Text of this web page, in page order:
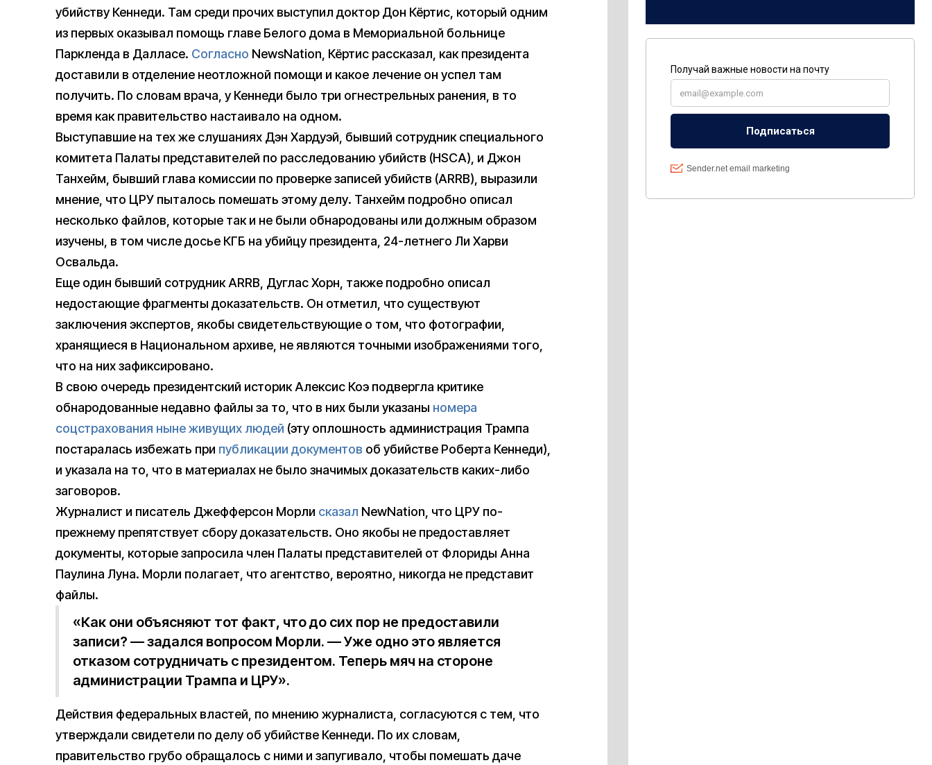
убийству Кеннеди. Там среди прочих выступил доктор Дон Кёртис, который одним
из первых оказывал помощь главе Белого дома в Мемориальной больнице
Паркленда в Далласе. Согласно NewsNation, Кёртис рассказал, как президента
доставили в отделение неотложной помощи и какое лечение он успел там
получить. По словам врача, у Кеннеди было три огнестрельных ранения, в то
время как правительство настаивало на одном.
Выступавшие на тех же слушаниях Дэн Хардуэй, бывший сотрудник специального
комитета Палаты представителей по расследованию убийств (HSCA), и Джон
Танхейм, бывший глава комиссии по проверке записей убийств (ARRB), выразили
мнение, что ЦРУ пыталось помешать этому делу. Танхейм подробно описал
несколько файлов, которые так и не были обнародованы или должным образом
изучены, в том числе досье КГБ на убийцу президента, 24-летнего Ли Харви
Освальда.
Еще один бывший сотрудник ARRB, Дуглас Хорн, также подробно описал
недостающие фрагменты доказательств. Он отметил, что существуют
заключения экспертов, якобы свидетельствующие о том, что фотографии,
хранящиеся в Национальном архиве, не являются точными изображениями того,
что на них зафиксировано.
В свою очередь президентский историк Алексис Коэ подвергла критике
обнародованные недавно файлы за то, что в них были указаны номера
соцстрахования ныне живущих людей (эту оплошность администрация Трампа
постаралась избежать при публикации документов об убийстве Роберта Кеннеди),
и указала на то, что в материалах не было значимых доказательств каких-либо
заговоров.
Журналист и писатель Джефферсон Морли сказал NewNation, что ЦРУ по-
прежнему препятствует сбору доказательств. Оно якобы не предоставляет
документы, которые запросила член Палаты представителей от Флориды Анна
Паулина Луна. Морли полагает, что агентство, вероятно, никогда не представит
файлы.
«Как они объясняют тот факт, что до сих пор не предоставили
записи? — задался вопросом Морли. — Уже одно это является
отказом сотрудничать с президентом. Теперь мяч на стороне
администрации Трампа и ЦРУ».
Действия федеральных властей, по мнению журналиста, согласуются с тем, что
утверждали свидетели по делу об убийстве Кеннеди. По их словам,
правительство грубо обращалось с ними и запугивало, чтобы помешать даче